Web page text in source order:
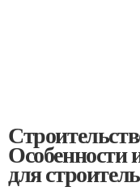
Особенности
для